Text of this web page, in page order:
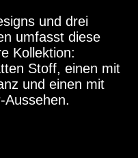
und drei
umfasst diese
Kollektion:
Stoff, einen mit
und einen mit
Aussehen.